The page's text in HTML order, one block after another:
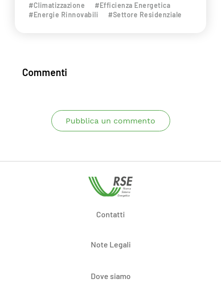
#Climatizzazione
#Efficienza Energetica
#Energie Rinnovabili
#Settore Residenziale
Commenti
Pubblica un commento
Contatti
Note Legali
Dove siamo